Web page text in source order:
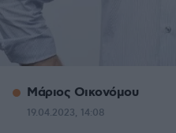
Μάριος Οικονόμου
19.04.2023, 14:08